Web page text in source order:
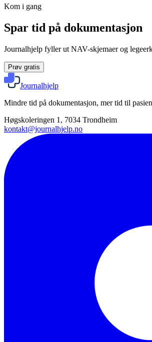
Kom i gang
Spar tid på dokumentasjon
Journalhjelp fyller ut NAV-skjemaer og
Prøv gratis
Journalhjelp
Mindre tid på dokumentasjon, mer tid til
Høgskoleringen 1, 7034 Trondheim
kontakt@journalhjelp.no